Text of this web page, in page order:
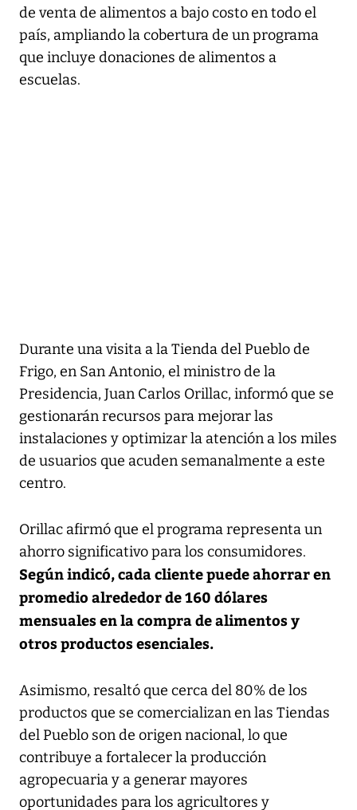
de venta de alimentos a bajo costo en todo el
país, ampliando la cobertura de un programa
que incluye donaciones de alimentos a
escuelas.
Durante una visita a la Tienda del Pueblo de
Frigo, en San Antonio, el ministro de la
Presidencia, Juan Carlos Orillac, informó que se
gestionarán recursos para mejorar las
instalaciones y optimizar la atención a los miles
de usuarios que acuden semanalmente a este
centro.
Orillac afirmó que el programa representa un
ahorro significativo para los consumidores.
Según indicó, cada cliente puede ahorrar en
promedio alrededor de 160 dólares
mensuales en la compra de alimentos y
otros productos esenciales.
Asimismo, resaltó que cerca del 80% de los
productos que se comercializan en las Tiendas
del Pueblo son de origen nacional, lo que
contribuye a fortalecer la producción
agropecuaria y a generar mayores
oportunidades para los agricultores y